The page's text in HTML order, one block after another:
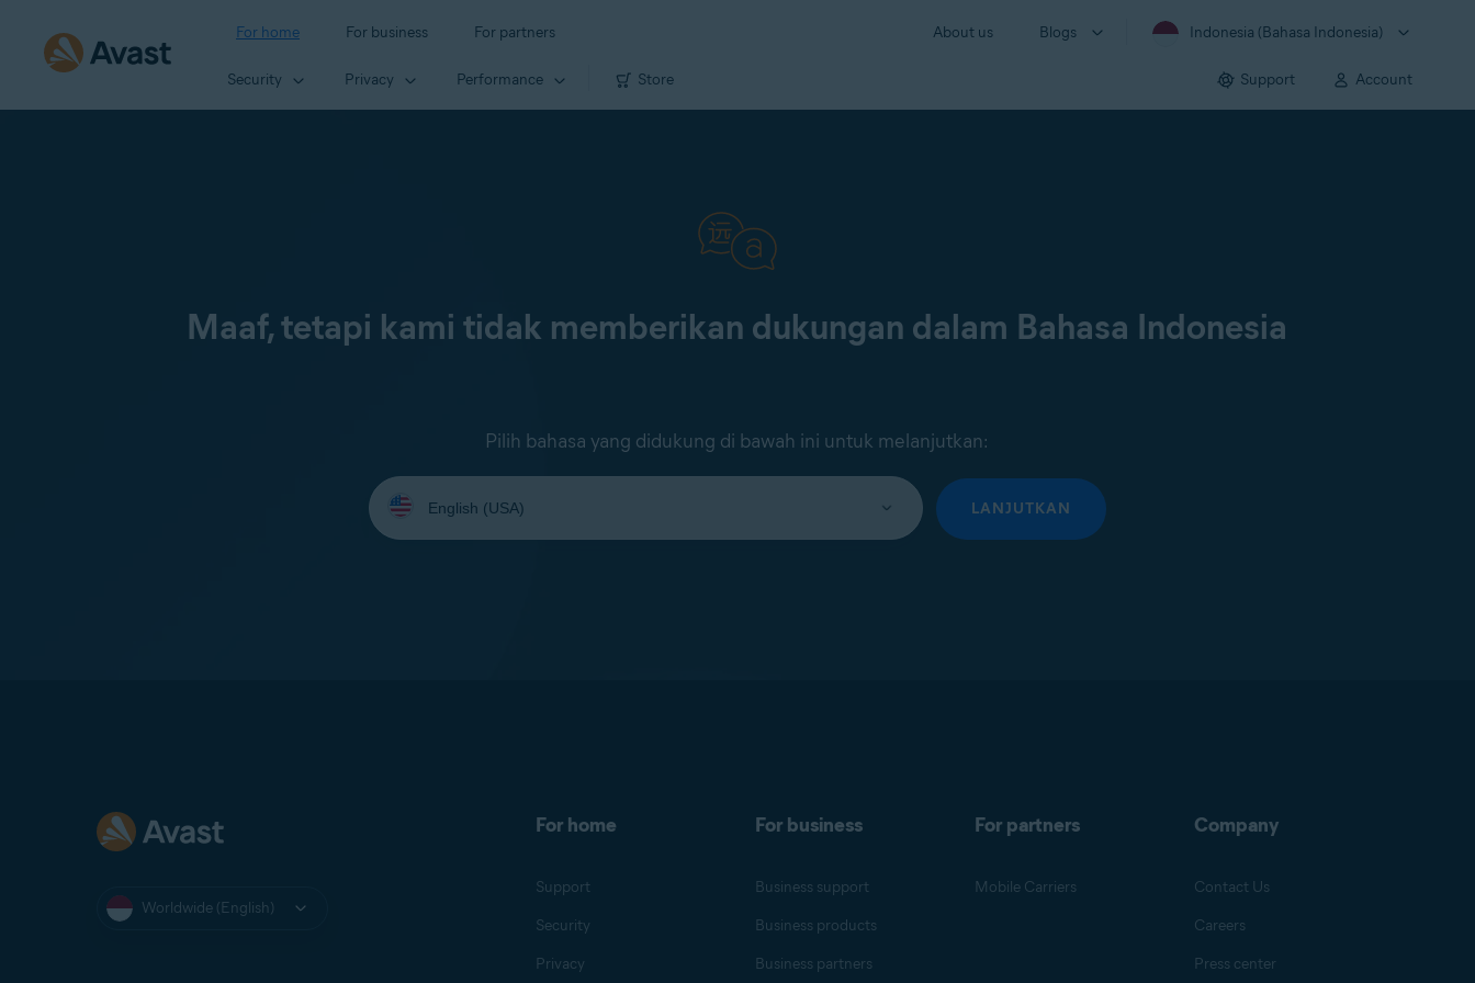
For home For business For partners About us Blogs Indonesia (Bahasa Indonesia)
Security Privacy Performance Store Support Account
Maaf, tetapi kami tidak memberikan dukungan dalam Bahasa Indonesia
Pilih bahasa yang didukung di bawah ini untuk melanjutkan:
Select
your
language:
LANJUTKAN
Worldwide (English)
For home
Support
Security
Privacy
For business
Business support
Business products
Business partners
For partners
Mobile Carriers
Company
Contact Us
Careers
Press center